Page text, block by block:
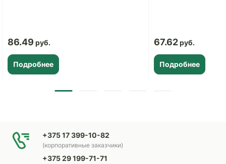
86.49
Подробнее
67.62
Подробнее
+375 17 399-10-82
(корпоративные заказчики)
+375 29 199-71-71